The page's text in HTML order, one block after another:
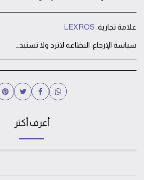
علامة تجارية: LEXROS
سياسة الإرجاع:البظاعه لاترد ولا تستبدل بعد خروجها من المحل الا في حالة وجود خلل فني في الساعه يتم استبدالها او صيانتها
أعرف أكثر